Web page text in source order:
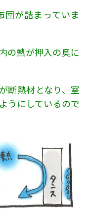
が詰まっていま
の熱が押入の奥に
断熱材となり、室
うにしているので